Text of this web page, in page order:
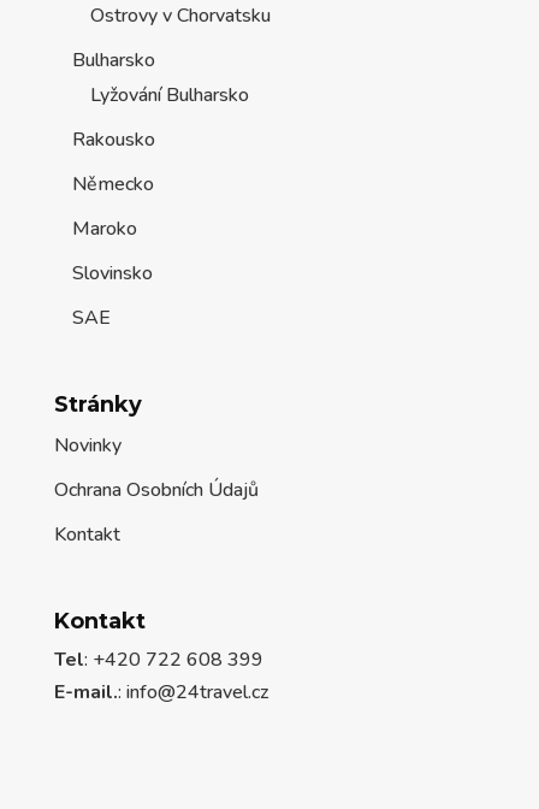
Ostrovy v Chorvatsku
Bulharsko
Lyžování Bulharsko
Rakousko
Německo
Maroko
Slovinsko
SAE
Stránky
Novinky
Ochrana Osobních Údajů
Kontakt
Kontakt
Tel: +420 722 608 399
E-mail.: info@24travel.cz